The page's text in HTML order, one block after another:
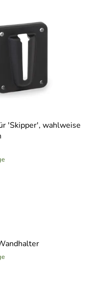
′Skipper′, wahlweise